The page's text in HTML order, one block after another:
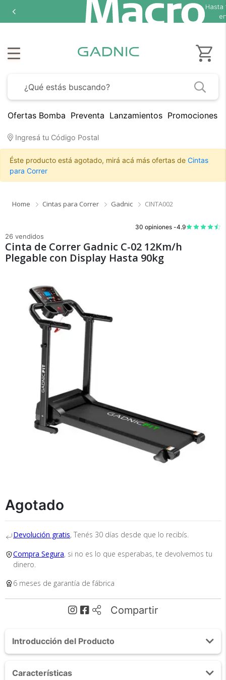
Hasta
Ofertas Bomba Preventa Lanzamientos Promociones
Ingresá tu Código Postal
Éste producto está agotado, mirá acá más ofertas de Cintas
para Correr
Home Cintas para Correr Gadnic CINTA002
30 opiniones -4.9
26 vendidos
Cinta de Correr Gadnic C-02 12Km/h
Plegable con Display Hasta 90kg
Agotado
Devolución gratis, Tenés 30 días desde que lo recibís.
Compra Segura, si no es lo que esperabas, te devolvemos tu
dinero.
6 meses de garantía de fábrica
Compartir
Introducción del Producto
Plegable con Display Hasta 90kg
Características
Medios de Pago
te devolvemos tu dinero.
En Bidcom te aseguramos recibir el producto